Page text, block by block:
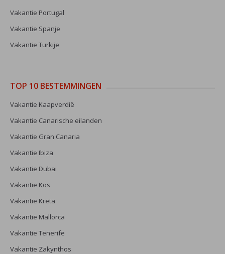
Vakantie Portugal
Vakantie Spanje
Vakantie Turkije
TOP 10 BESTEMMINGEN
Vakantie Kaapverdië
Vakantie Canarische eilanden
Vakantie Gran Canaria
Vakantie Ibiza
Vakantie Dubai
Vakantie Kos
Vakantie Kreta
Vakantie Mallorca
Vakantie Tenerife
Vakantie Zakynthos